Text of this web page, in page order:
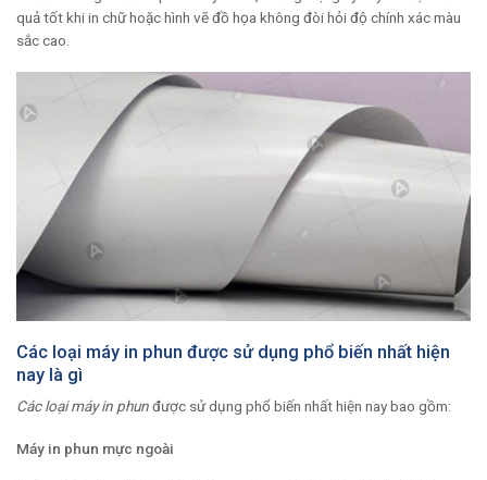
quả tốt khi in chữ hoặc hình vẽ đồ họa không đòi hỏi độ chính xác màu
sắc cao.
Các loại máy in phun được sử dụng phổ biến nhất hiện
nay là gì
Các loại máy in phunđược sử dụng phổ biến nhất hiện nay bao gồm:
Máy in phun mực ngoài